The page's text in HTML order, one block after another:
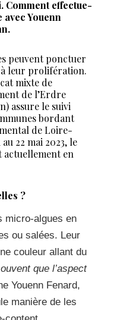
Comment effectue-
avec Youenn
peuvent ponctuer
leur prolifération.
mixte de
de l’Erdre
assure le suivi
bordant
de Loire-
22 mai 2023, le
actuellement en
?
micro-algues en
ou salées. Leur
couleur allant du
que l’aspect
Youenn Fenard,
manière de les